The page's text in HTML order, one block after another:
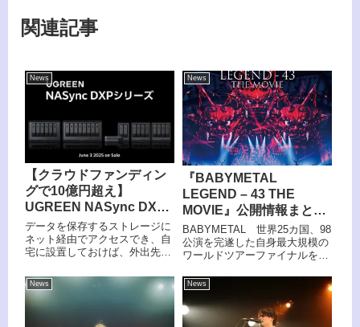
関連記事
News
【クラウドファンディン
グで10億円超え】
UGREEN NASync DXP
シリーズをレビュー！
データを保存するストレージに
ネット経由でアクセスでき、自
宅に設置しておけば、外出先か
ファイルにアクセスできる
「UGREEN NASync DXPシリ
ーズ」をレビュー！
News
『BABYMETAL
LEGEND – 43 THE
MOVIE』公開情報まとめ
🤟メンバーコメントも🤟
BABYMETAL 世界25カ国、98
公演を完遂した自身最大規模の
ワールドツアーファイナルを映
道府県66箇所の映画館で5.1ch
サラウンド版、Dolby Atmos®
版、Dolby Cinema®版の3形式
で公開！
News News